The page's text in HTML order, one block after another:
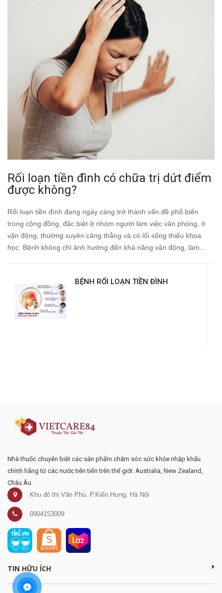
Rối loạn tiền đình có chữa trị dứt điểm
được không?
Rối loạn tiền đình đang ngày càng trở thành vấn đề phổ biến
trong cộng đồng, đặc biệt ở nhóm người làm việc văn phòng, ít
vận động, thường xuyên căng thẳng và có lối sống thiếu khoa
học. Bệnh không chỉ ảnh hưởng đến khả năng vận động, làm...
BỆNH RỐI LOẠN TIỀN ĐÌNH
Nhà thuốc chuyên biệt các sản phẩm chăm sóc sức khỏe nhập khẩu
chính hãng từ các nước tiên tiến trên thế giới: Australia, New Zealand,
Châu Âu
Khu đô thị Văn Phú, P.Kiến Hưng, Hà Nội
0904153009
TIN HỮU ÍCH